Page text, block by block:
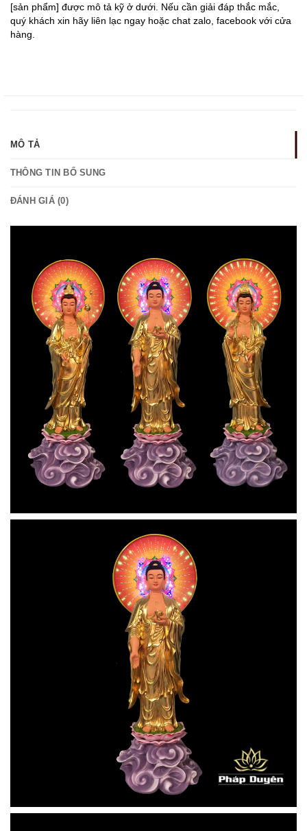
[sản phẩm] được mô tả kỹ ở dưới. Nếu cần giải đáp thắc mắc,
quý khách xin hãy liên lạc ngay hoặc chat zalo, facebook với cửa
hàng.
MÔ TẢ
THÔNG TIN BỔ SUNG
ĐÁNH GIÁ (0)